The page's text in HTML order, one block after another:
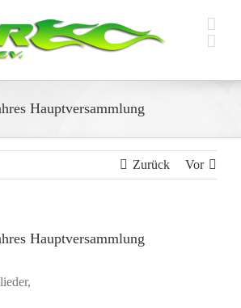
Hauptversammlung
Zurück Vor
Hauptversammlung